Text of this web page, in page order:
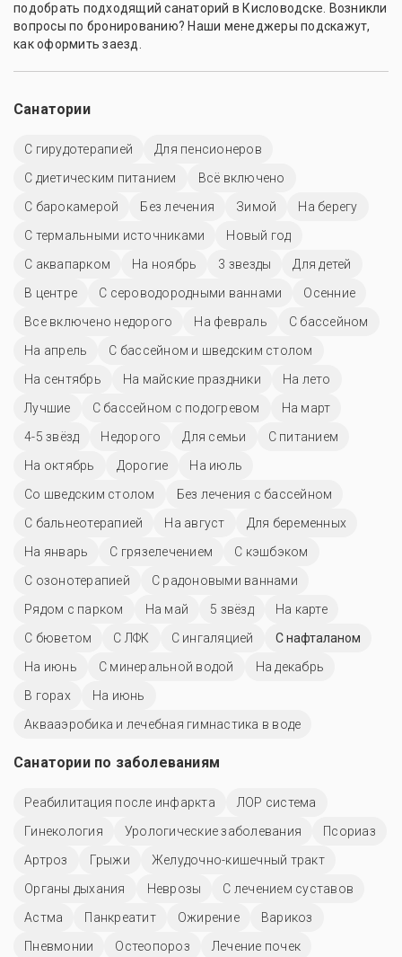
подобрать подходящий санаторий в Кисловодске. Возникли
вопросы по бронированию? Наши менеджеры подскажут,
как оформить заезд.
Санатории
С гирудотерапией
Для пенсионеров
С диетическим питанием
Всё включено
С барокамерой
Без лечения Зимой
На берегу
С термальными источниками
Новый год
С аквапарком
На ноябрь 3 звезды
Для детей
В центре
С сероводородными ваннами
Осенние
Все включено недорого
На февраль
C бассейном
На апрель
С бассейном и шведским столом
На сентябрь
На майские праздники
На лето
Лучшие
С бассейном с подогревом
На март
4-5 звёзд
Недорого Для семьи
С питанием
На октябрь
Дорогие
На июль
Со шведским столом
Без лечения с бассейном
С бальнеотерапией
На август
Для беременных
На январь
С грязелечением
С кэшбэком
С озонотерапией
С радоновыми ваннами
Рядом с парком
На май 5 звёзд
На карте
С бюветом
С ЛФК С ингаляцией
С нафталаном
На июнь
С минеральной водой
На декабрь
В горах
На июнь
Аквааэробика и лечебная гимнастика в воде
Санатории по заболеваниям
Реабилитация после инфаркта
ЛОР система
Гинекология
Урологические заболевания
Псориаз
Артроз
Грыжи
Желудочно-кишечный тракт
Органы дыхания
Неврозы
С лечением суставов
Астма
Панкреатит Ожирение
Варикоз
Пневмонии
Остеопороз
Лечение почек